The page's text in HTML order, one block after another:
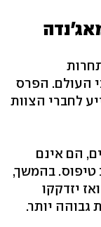
צוותים מרחבי העולם. הפרס
לחברי הצוות
הם אינם
טיפוס. בהמשך,
יזדקקו
גבוהה יותר.